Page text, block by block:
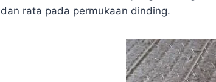
dan rata pada permukaan dinding.